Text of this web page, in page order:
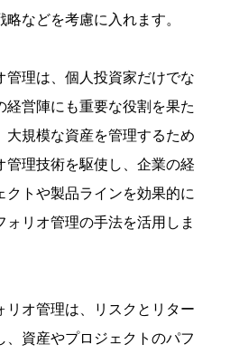
などを考慮に入れます。
管理は、個人投資家だけでな
経営陣にも重要な役割を果た
大規模な資産を管理するため
管理技術を駆使し、企業の経
クトや製品ラインを効果的に
リオ管理の手法を活用しま
リオ管理は、リスクとリター
、資産やプロジェクトのパフ